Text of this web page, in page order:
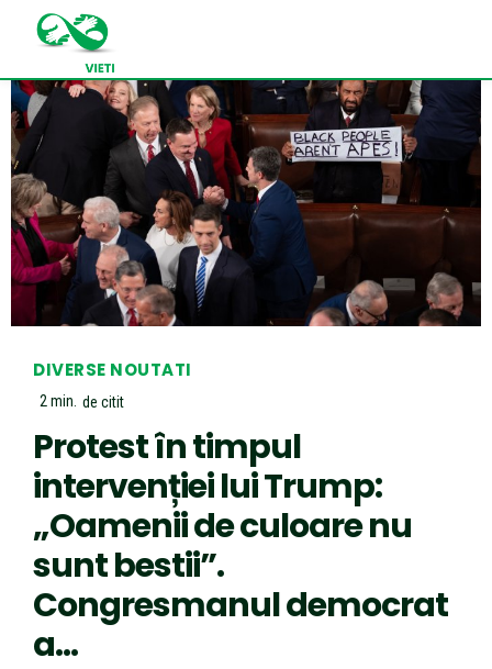
DIVERSE NOUTATI
2min. de citit
Protest în timpul
intervenției lui Trump:
„Oamenii de culoare nu
sunt bestii”.
Congresmanul democrat
a…